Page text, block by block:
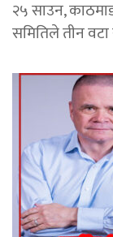
२५ साउन,
समितिले तीन